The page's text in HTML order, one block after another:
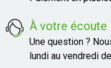
À votre écoute
Une question ?
lundi au vendredi